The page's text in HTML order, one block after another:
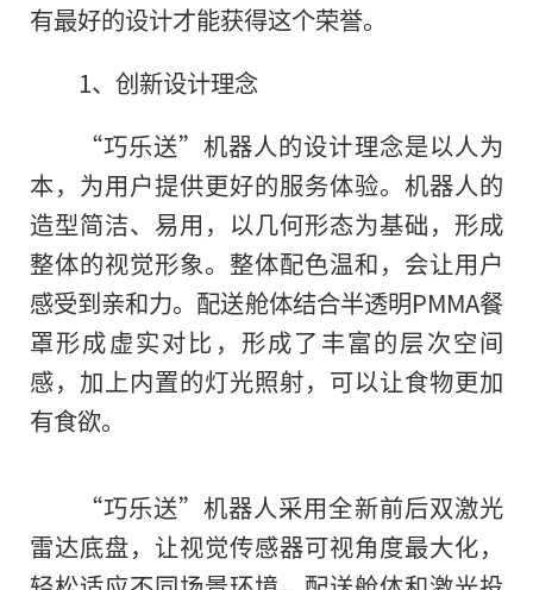
有最好的设计才能获得这个荣誉。
1、创新设计理念
“巧乐送”机器人的设计理念是以人为
本，为用户提供更好的服务体验。机器人的
造型简洁、易用，以几何形态为基础，形成
整体的视觉形象。整体配色温和，会让用户
感受到亲和力。配送舱体结合半透明PMMA餐
罩形成虚实对比，形成了丰富的层次空间
感，加上内置的灯光照射，可以让食物更加
有食欲。
“巧乐送”机器人采用全新前后双激光
雷达底盘，让视觉传感器可视角度最大化，